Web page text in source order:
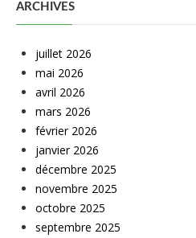
ARCHIVES
juillet 2026
mai 2026
avril 2026
mars 2026
février 2026
janvier 2026
décembre 2025
novembre 2025
octobre 2025
septembre 2025